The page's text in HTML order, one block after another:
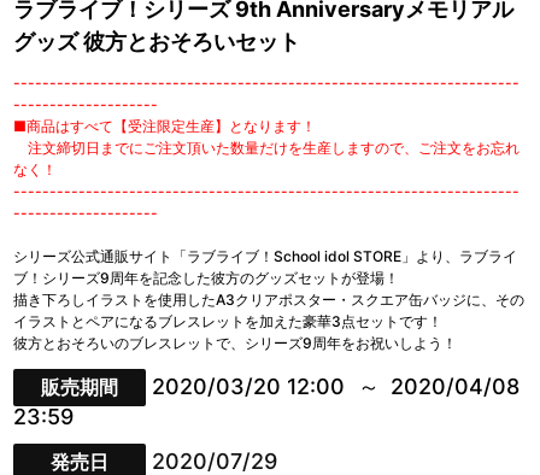
ラブライブ！シリーズ 9th Anniversaryメモリアル
グッズ 彼方とおそろいセット
----------------------------------------------------------------------
--------------------
■商品はすべて【受注限定生産】となります！
注文締切日までにご注文頂いた数量だけを生産しますので、ご注文をお忘れ
なく！
----------------------------------------------------------------------
--------------------
シリーズ公式通販サイト「ラブライブ！School idol STORE」より、ラブライ
ブ！シリーズ9周年を記念した彼方のグッズセットが登場！
描き下ろしイラストを使用したA3クリアポスター・スクエア缶バッジに、その
イラストとペアになるブレスレットを加えた豪華3点セットです！
彼方とおそろいのブレスレットで、シリーズ9周年をお祝いしよう！
販売期間 2020/03/20 12:00
2020/04/08
23:59
発売日 2020/07/29